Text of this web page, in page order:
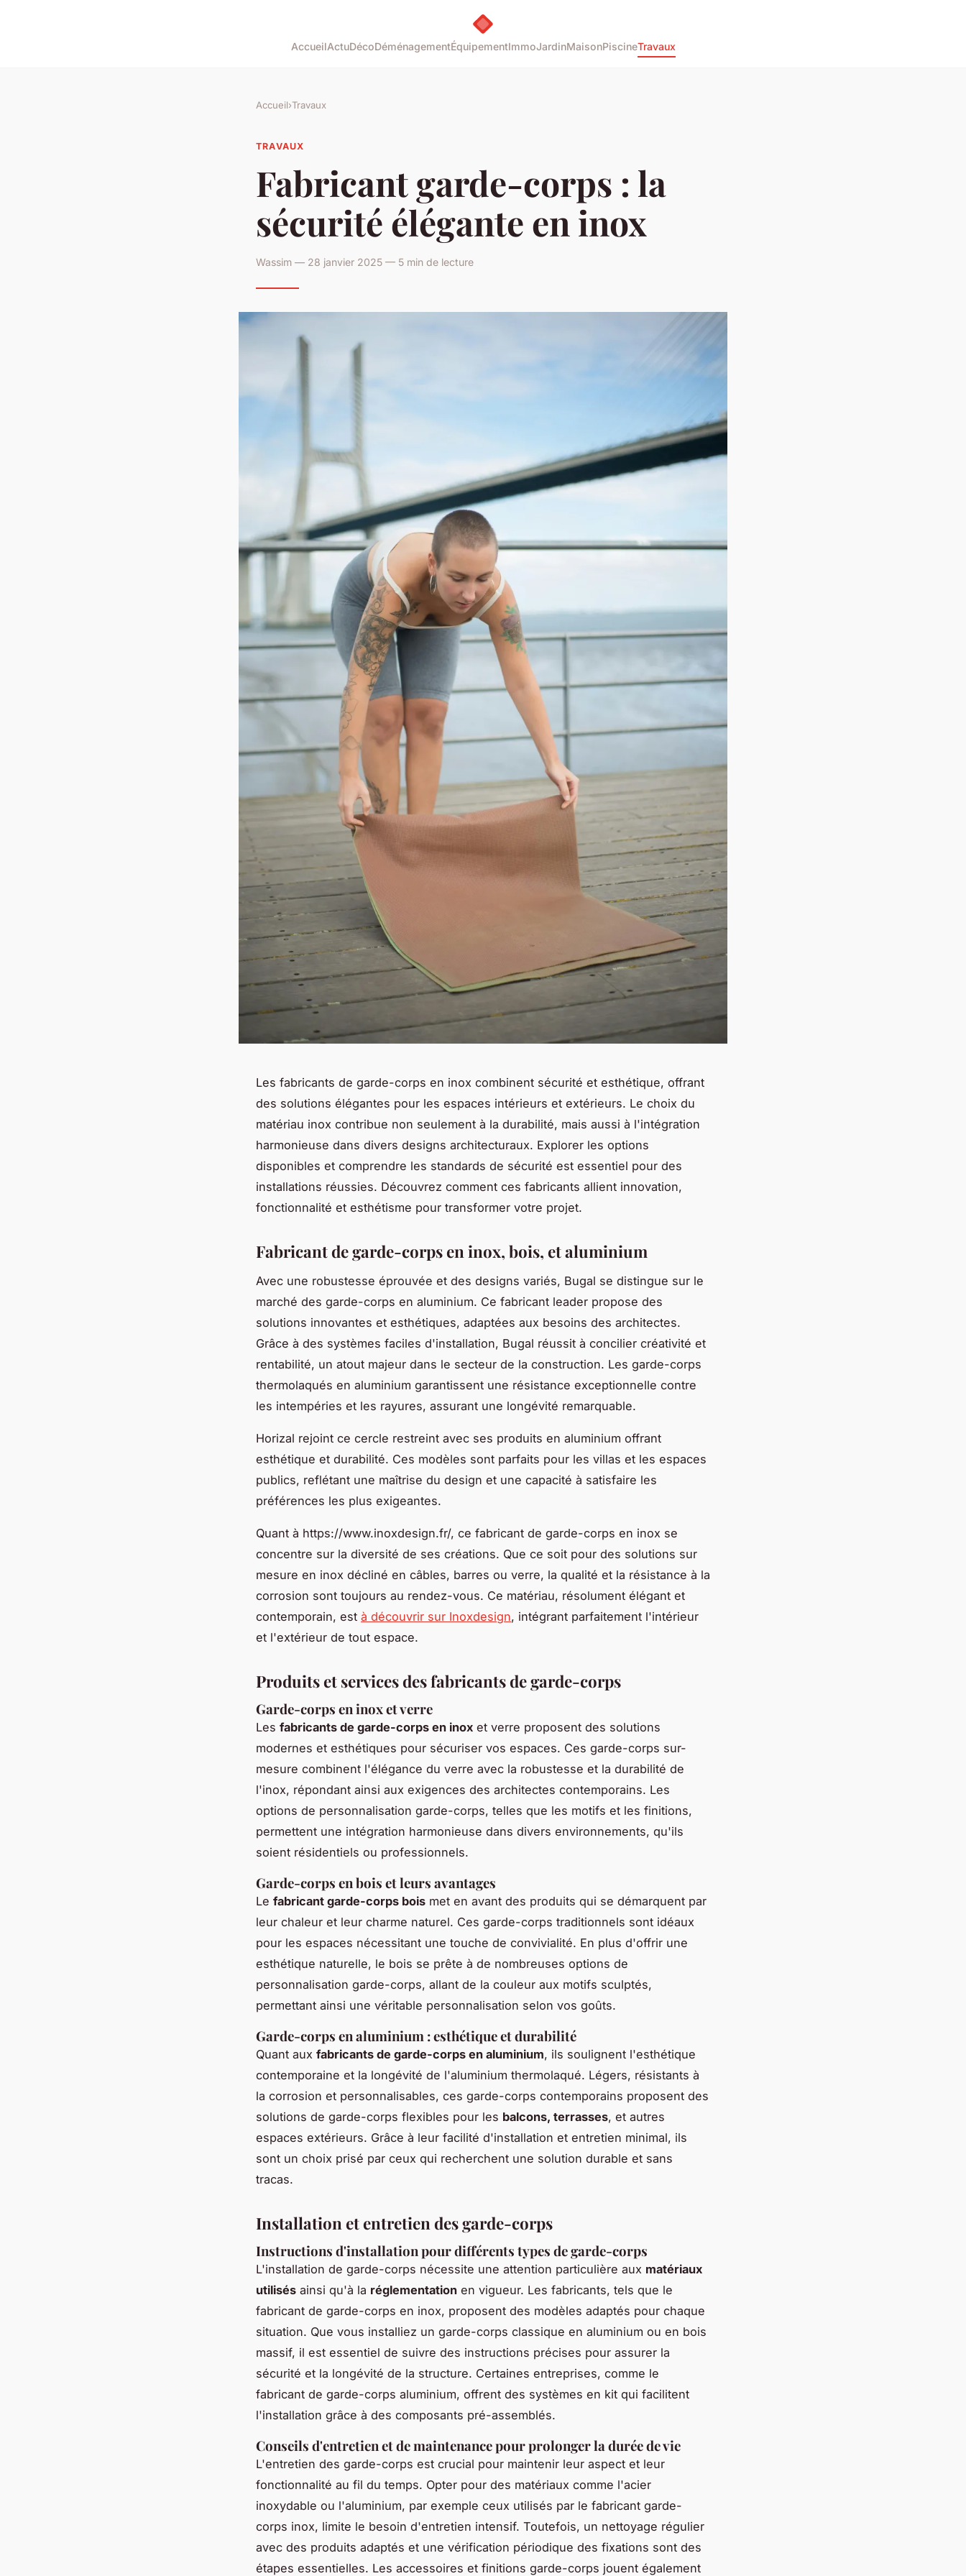
AccueilActuDécoDéménagementÉquipementImmoJardinMaisonPiscineTravaux
Accueil›Travaux
TRAVAUX
Fabricant garde-corps : la
sécurité élégante en inox
Wassim — 28 janvier 2025 — 5 min de lecture
Les fabricants de garde-corps en inox combinent sécurité et esthétique, offrant
des solutions élégantes pour les espaces intérieurs et extérieurs. Le choix du
matériau inox contribue non seulement à la durabilité, mais aussi à l'intégration
harmonieuse dans divers designs architecturaux. Explorer les options
disponibles et comprendre les standards de sécurité est essentiel pour des
installations réussies. Découvrez comment ces fabricants allient innovation,
fonctionnalité et esthétisme pour transformer votre projet.
Fabricant de garde-corps en inox, bois, et aluminium
Avec une robustesse éprouvée et des designs variés, Bugal se distingue sur le
marché des garde-corps en aluminium. Ce fabricant leader propose des
solutions innovantes et esthétiques, adaptées aux besoins des architectes.
Grâce à des systèmes faciles d'installation, Bugal réussit à concilier créativité et
rentabilité, un atout majeur dans le secteur de la construction. Les garde-corps
thermolaqués en aluminium garantissent une résistance exceptionnelle contre
les intempéries et les rayures, assurant une longévité remarquable.
Horizal rejoint ce cercle restreint avec ses produits en aluminium offrant
esthétique et durabilité. Ces modèles sont parfaits pour les villas et les espaces
publics, reflétant une maîtrise du design et une capacité à satisfaire les
préférences les plus exigeantes.
Quant à https://www.inoxdesign.fr/, ce fabricant de garde-corps en inox se
concentre sur la diversité de ses créations. Que ce soit pour des solutions sur
mesure en inox décliné en câbles, barres ou verre, la qualité et la résistance à la
corrosion sont toujours au rendez-vous. Ce matériau, résolument élégant et
contemporain, est à découvrir sur Inoxdesign, intégrant parfaitement l'intérieur
et l'extérieur de tout espace.
Produits et services des fabricants de garde-corps
Garde-corps en inox et verre
Les fabricants de garde-corps en inox et verre proposent des solutions
modernes et esthétiques pour sécuriser vos espaces. Ces garde-corps sur-
mesure combinent l'élégance du verre avec la robustesse et la durabilité de
l'inox, répondant ainsi aux exigences des architectes contemporains. Les
options de personnalisation garde-corps, telles que les motifs et les finitions,
permettent une intégration harmonieuse dans divers environnements, qu'ils
soient résidentiels ou professionnels.
Garde-corps en bois et leurs avantages
Le fabricant garde-corps bois met en avant des produits qui se démarquent par
leur chaleur et leur charme naturel. Ces garde-corps traditionnels sont idéaux
pour les espaces nécessitant une touche de convivialité. En plus d'offrir une
esthétique naturelle, le bois se prête à de nombreuses options de
personnalisation garde-corps, allant de la couleur aux motifs sculptés,
permettant ainsi une véritable personnalisation selon vos goûts.
Garde-corps en aluminium : esthétique et durabilité
Quant aux fabricants de garde-corps en aluminium, ils soulignent l'esthétique
contemporaine et la longévité de l'aluminium thermolaqué. Légers, résistants à
la corrosion et personnalisables, ces garde-corps contemporains proposent des
solutions de garde-corps flexibles pour les balcons, terrasses, et autres
espaces extérieurs. Grâce à leur facilité d'installation et entretien minimal, ils
sont un choix prisé par ceux qui recherchent une solution durable et sans
tracas.
Installation et entretien des garde-corps
Instructions d'installation pour différents types de garde-corps
L'installation de garde-corps nécessite une attention particulière aux matériaux
utilisés ainsi qu'à la réglementation en vigueur. Les fabricants, tels que le
fabricant de garde-corps en inox, proposent des modèles adaptés pour chaque
situation. Que vous installiez un garde-corps classique en aluminium ou en bois
massif, il est essentiel de suivre des instructions précises pour assurer la
sécurité et la longévité de la structure. Certaines entreprises, comme le
fabricant de garde-corps aluminium, offrent des systèmes en kit qui facilitent
l'installation grâce à des composants pré-assemblés.
Conseils d'entretien et de maintenance pour prolonger la durée de vie
L'entretien des garde-corps est crucial pour maintenir leur aspect et leur
fonctionnalité au fil du temps. Opter pour des matériaux comme l'acier
inoxydable ou l'aluminium, par exemple ceux utilisés par le fabricant garde-
corps inox, limite le besoin d'entretien intensif. Toutefois, un nettoyage régulier
avec des produits adaptés et une vérification périodique des fixations sont des
étapes essentielles. Les accessoires et finitions garde-corps jouent également